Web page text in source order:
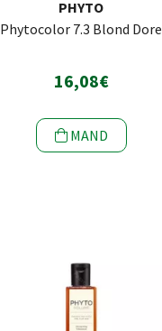
PHYTO
Phytocolor 7.3 Blond Dore
16,08€
MAND